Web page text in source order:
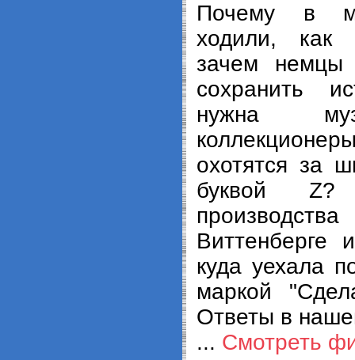
Почему в
ходили, как
зачем немцы
сохранить
нужна
охотятся за
буквой
Виттенберге
куда уехала
маркой
Ответы в
... Смотреть